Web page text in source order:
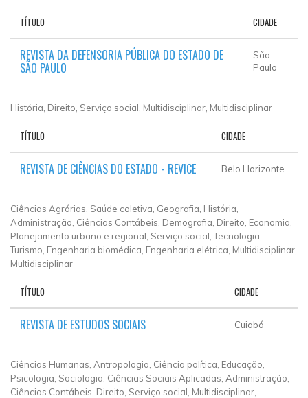
TÍTULO CIDADE
REVISTA DA DEFENSORIA PÚBLICA DO ESTADO DE
SÃO PAULO
São
Paulo
História, Direito, Serviço social, Multidisciplinar, Multidisciplinar
TÍTULO CIDADE
REVISTA DE CIÊNCIAS DO ESTADO - REVICE Belo Horizonte
Ciências Agrárias, Saúde coletiva, Geografia, História,
Administração, Ciências Contábeis, Demografia, Direito, Economia,
Planejamento urbano e regional, Serviço social, Tecnologia,
Turismo, Engenharia biomédica, Engenharia elétrica, Multidisciplinar,
Multidisciplinar
TÍTULO CIDADE
REVISTA DE ESTUDOS SOCIAIS Cuiabá
Ciências Humanas, Antropologia, Ciência política, Educação,
Psicologia, Sociologia, Ciências Sociais Aplicadas, Administração,
Ciências Contábeis, Direito, Serviço social, Multidisciplinar,